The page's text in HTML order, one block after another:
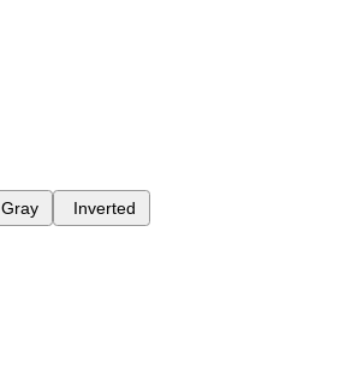
Gray Inverted